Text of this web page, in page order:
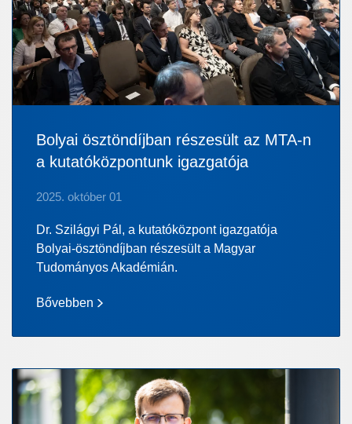
Bolyai ösztöndíjban részesült az MTA-n
a kutatóközpontunk igazgatója
2025. október 01
Dr. Szilágyi Pál, a kutatóközpont igazgatója
Bolyai-ösztöndíjban részesült a Magyar
Tudományos Akadémián.
Bővebben